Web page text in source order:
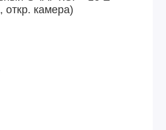
о дополнительной
дымосборника.1,5
снижают затраты при монтаже.
откр. камера)